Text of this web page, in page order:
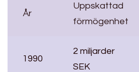
År
Uppskattad
förmögenhet
1990
2 miljarder
SEK